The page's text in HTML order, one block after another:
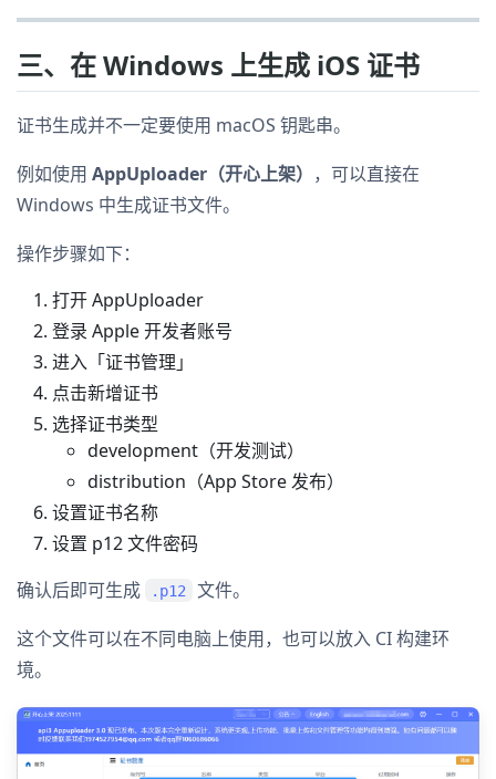
三、在 Windows 上生成 iOS 证书
证书生成并不一定要使用 macOS 钥匙串。
例如使用 AppUploader（开心上架） ，可以直接在
Windows 中生成证书文件。
操作步骤如下：
打开 AppUploader
登录 Apple 开发者账号
进入「证书管理」
点击新增证书
选择证书类型
development（开发测试）
distribution（App Store 发布）
设置证书名称
设置 p12 文件密码
确认后即可生成
.p12
文件。
这个文件可以在不同电脑上使用，也可以放入 CI 构建环
境。